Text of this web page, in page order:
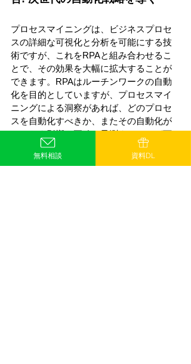
プロセスマイニングは、ビジネスプロセ
スの詳細な可視化と分析を可能にする技
術ですが、これをRPAと組み合わせるこ
とで、その効果を大幅に拡大することが
できます。RPAはルーチンワークの自動
化を目的としていますが、プロセスマイ
ニングによる洞察があれば、どのプロセ
スを自動化すべきか、またその自動化が
もたらす影響を正確に予測することが可
能になります。
無料相談 資料DL